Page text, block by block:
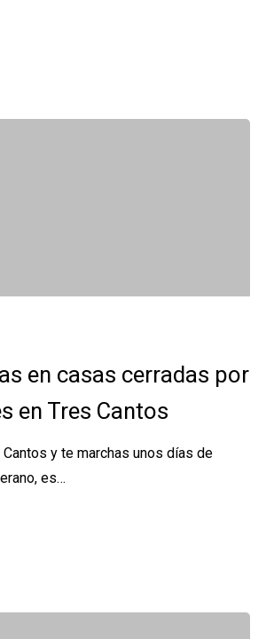
en casas cerradas por
en Tres Cantos
y te marchas unos días de
es…